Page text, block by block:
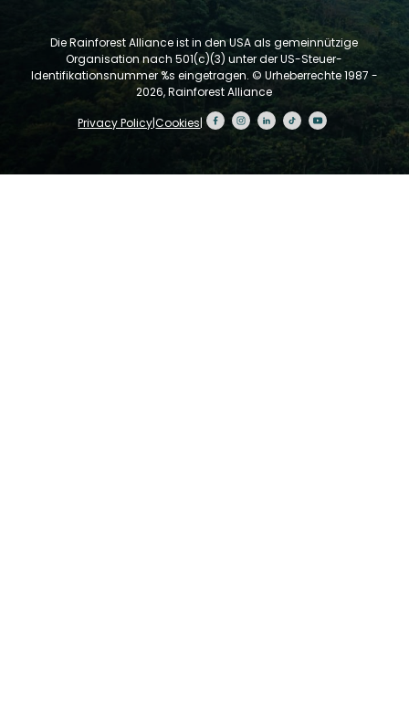
Die Rainforest Alliance ist in den USA als gemeinnützige
Organisation nach 501(c)(3) unter der US-Steuer-
Identifikationsnummer %s eingetragen. © Urheberrechte 1987 -
2026, Rainforest Alliance
Privacy Policy|Cookies|